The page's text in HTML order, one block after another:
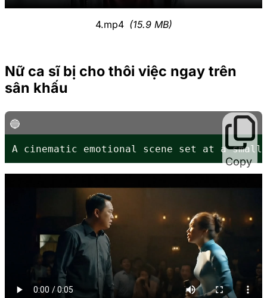
4.mp4 (15.9 MB)
Nữ ca sĩ bị cho thôi việc ngay trên
sân khấu
Copy
A cinematic emotional scene set at a